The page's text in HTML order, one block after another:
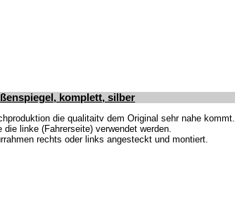
komplett, silber
die qualitaitv dem Original sehr nahe kommt.
linke (Fahrerseite) verwendet werden.
rechts oder links angesteckt und montiert.